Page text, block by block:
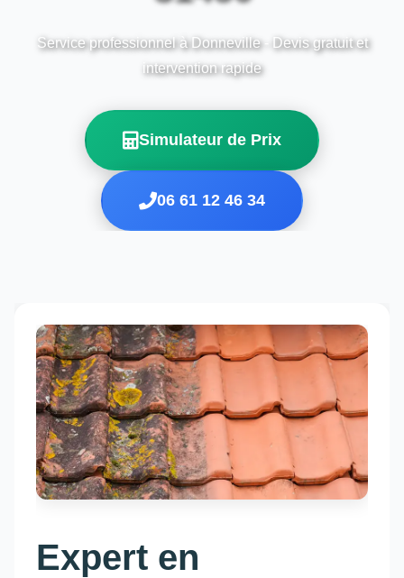
Service professionnel à Donneville - Devis gratuit et
intervention rapide
Simulateur de Prix
06 61 12 46 34
Expert en